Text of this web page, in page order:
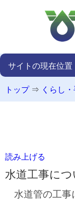
サイトの現在位置
トップ⇒ くらし
読み上げる
水道工事につ
水道管の工事